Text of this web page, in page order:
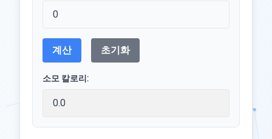
계산 초기화
소모 칼로리: